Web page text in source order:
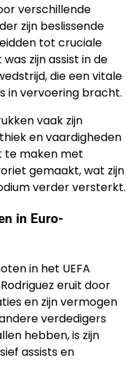
verschillende
zijn beslissende
tot cruciale
zijn assist in de
die een vitale
in vervoering bracht.
vaak zijn
en vaardigheden
te maken met
gemaakt, wat zijn
verder versterkt.
in Euro-
in het UEFA
eruit door
en zijn vermogen
verdedigers
hebben, is zijn
assists en